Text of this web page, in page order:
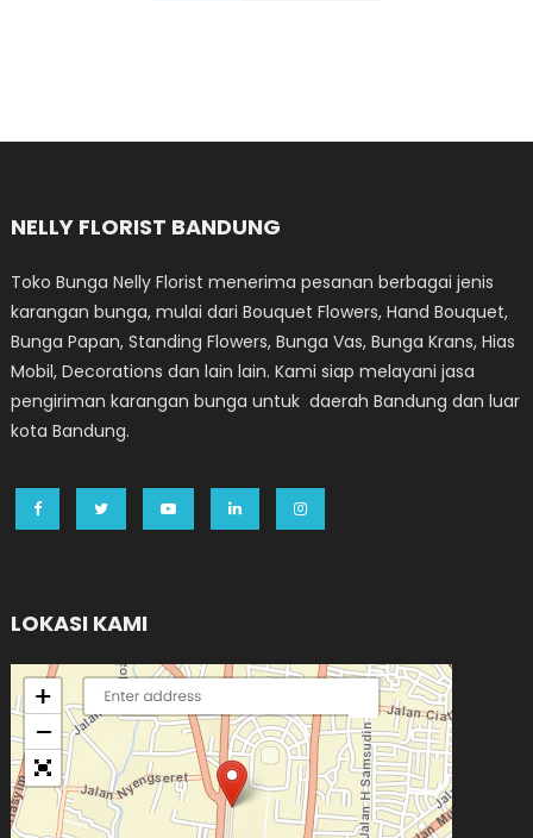
NELLY FLORIST BANDUNG
Toko Bunga Nelly Florist menerima pesanan berbagai jenis
karangan bunga, mulai dari Bouquet Flowers, Hand Bouquet,
Bunga Papan, Standing Flowers, Bunga Vas, Bunga Krans, Hias
Mobil, Decorations dan lain lain. Kami siap melayani jasa
pengiriman karangan bunga untuk daerah Bandung dan luar
kota Bandung.
LOKASI KAMI